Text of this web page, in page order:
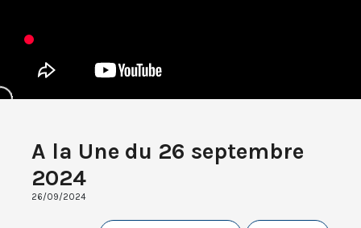
A la Une du 26 septembre
2024
26/09/2024